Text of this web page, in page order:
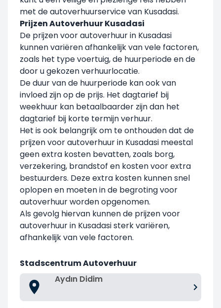
met de autoverhuurservice van Kusadasi.
Prijzen Autoverhuur Kusadasi
De prijzen voor autoverhuur in Kusadasi
kunnen variëren afhankelijk van vele factoren,
zoals het type voertuig, de huurperiode en de
door u gekozen verhuurlocatie.
De duur van de huurperiode kan ook van
invloed zijn op de prijs. Het dagtarief bij
weekhuur kan betaalbaarder zijn dan het
dagtarief bij korte termijn verhuur.
Het is ook belangrijk om te onthouden dat de
prijzen voor autoverhuur in Kusadasi meestal
geen extra kosten bevatten, zoals borg,
verzekering, brandstof en kosten voor extra
bestuurders. Deze extra kosten kunnen snel
oplopen en moeten in de begroting voor
autoverhuur worden opgenomen.
Als gevolg hiervan kunnen de prijzen voor
autoverhuur in Kusadasi sterk variëren,
afhankelijk van vele factoren.
Stadscentrum Autoverhuur
Aydın Didim